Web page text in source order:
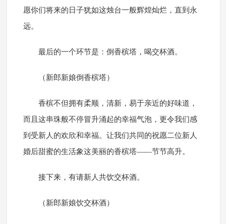
愿你们将来的日子犹如这烛台一般辉煌灿烂，直到永
远。
最后的一个环节是：倒香槟塔，喝交杯酒。
（新郎新娘倒香槟塔）
香槟不但拥有柔顺，清新，易于亲近的好味道，
而且这串珠般不停冒升涌起的幸福气泡，更令我们感
到受新人的欢欣和幸福。让我们共同的祝愿二位新人
婚后甜蜜的生活象这美丽的香槟塔――节节高升。
接下来，有请新人共饮交杯酒。
（新郎新娘饮交杯酒）